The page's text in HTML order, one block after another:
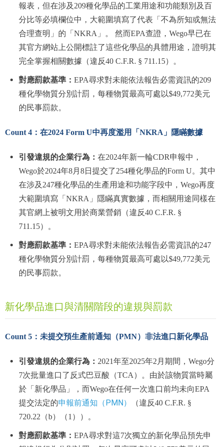
報表，但在涉及209種化學品的工業用途和功能類別及百
分比等必填欄位中，大範圍填寫了代表「不為所知或無法
合理查明」的「NKRA」。 然而EPA查證，Wego早已在
其官方網站上公開標註了這些化學品的具體用途，證明其
完全掌握相關數據（違反40 C.F.R. § 711.15）。
對應罰款基準： EPA尋求對未能依法報告必需資訊的209
種化學物質分別計罰，每種物質最高可處以$49,772美元
的民事罰款。
Count 4：在2024 Form U中再度濫用「NKRA」隱瞞數據
引發違規的企業行為： 在2024年新一輪CDR申報中，
Wego於2024年8月8日提交了254種化學品的Form U。其中
在涉及247種化學品的生產用途和功能字段中，Wego再度
大範圍填寫「NKRA」隱瞞真實數據，而相關用途同樣在
其官網上被明文用於商業營銷（違反40 C.F.R. §
711.15）。
對應罰款基準： EPA尋求對未能依法報告必需資訊的247
種化學物質分別計罰，每種物質最高可處以$49,772美元
的民事罰款。
新化學品進口與清關階段的違規與罰款
Count 5：未提交預生產前通知（PMN）非法進口新化學品
引發違規的企業行為： 2021年至2025年2月期間，Wego分
7次批量進口了反式巴豆酸（TCA）。由於該物質當時屬
於「新化學品」，而Wego在任何一次進口前均未向EPA
提交法定的申報前通知（PMN）
（違反40 C.F.R. §
720.22（b）（1））。
對應罰款基準： EPA尋求對這7次獨立的新化學品預先申